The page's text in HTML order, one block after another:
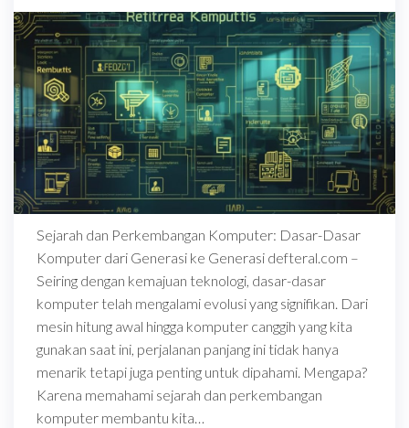
Sejarah dan Perkembangan Komputer: Dasar-Dasar
Komputer dari Generasi ke Generasi defteral.com –
Seiring dengan kemajuan teknologi, dasar-dasar
komputer telah mengalami evolusi yang signifikan. Dari
mesin hitung awal hingga komputer canggih yang kita
gunakan saat ini, perjalanan panjang ini tidak hanya
menarik tetapi juga penting untuk dipahami. Mengapa?
Karena memahami sejarah dan perkembangan
komputer membantu kita…